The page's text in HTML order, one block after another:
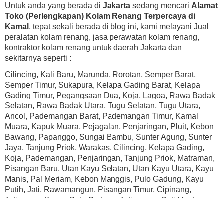
Untuk anda yang berada di Jakarta sedang mencari Alamat
Toko (Perlengkapan) Kolam Renang Terpercaya di
Kamal , tepat sekali berada di blog ini, kami melayani Jual
peralatan kolam renang, jasa perawatan kolam renang,
kontraktor kolam renang untuk daerah Jakarta dan
sekitarnya seperti :
Cilincing, Kali Baru, Marunda, Rorotan, Semper Barat,
Semper Timur, Sukapura, Kelapa Gading Barat, Kelapa
Gading Timur, Pegangsaan Dua, Koja, Lagoa, Rawa Badak
Selatan, Rawa Badak Utara, Tugu Selatan, Tugu Utara,
Ancol, Pademangan Barat, Pademangan Timur, Kamal
Muara, Kapuk Muara, Pejagalan, Penjaringan, Pluit, Kebon
Bawang, Papanggo, Sungai Bambu, Sunter Agung, Sunter
Jaya, Tanjung Priok, Warakas, Cilincing, Kelapa Gading,
Koja, Pademangan, Penjaringan, Tanjung Priok, Matraman,
Pisangan Baru, Utan Kayu Selatan, Utan Kayu Utara, Kayu
Manis, Pal Meriam, Kebon Manggis, Pulo Gadung, Kayu
Putih, Jati, Rawamangun, Pisangan Timur, Cipinang,